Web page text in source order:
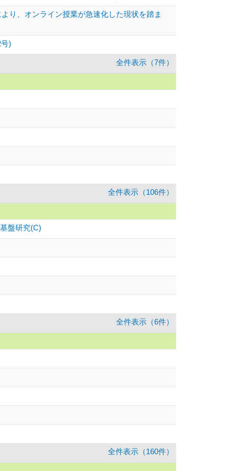
り、オンライン授業が急速化した現状を踏ま
)
全件表示（7件）
全件表示（106件）
盤研究(C)
全件表示（6件）
全件表示（160件）